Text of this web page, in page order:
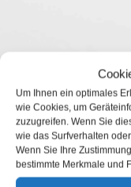
Um Ihnen ein optimales
wie Cookies, um
zuzugreifen. Wenn Sie
wie das Surfverhalten
Wenn Sie Ihre
bestimmte Merkmale und